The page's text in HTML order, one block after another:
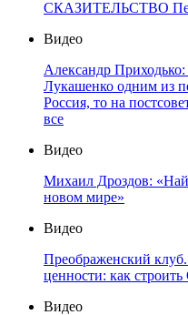
СКАЗИТЕЛЬСТВО
Видео
Александр
Лукашенко одним из
Россия, то на
все
Видео
Михаил Дроздов:
новом мире»
Видео
Преображенский
ценности: как
Видео